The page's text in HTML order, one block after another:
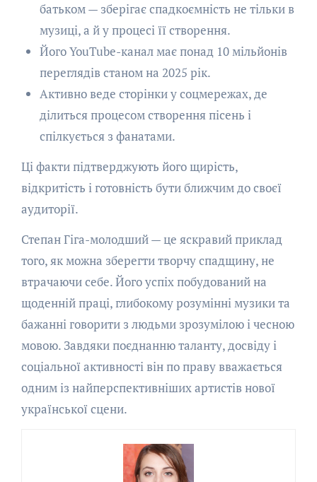
батьком — зберігає спадкоємність не тільки в
музиці, а й у процесі її створення.
Його YouTube-канал має понад 10 мільйонів
переглядів станом на 2025 рік.
Активно веде сторінки у соцмережах, де
ділиться процесом створення пісень і
спілкується з фанатами.
Ці факти підтверджують його щирість,
відкритість і готовність бути ближчим до своєї
аудиторії.
Степан Гіга-молодший — це яскравий приклад
того, як можна зберегти творчу спадщину, не
втрачаючи себе. Його успіх побудований на
щоденній праці, глибокому розумінні музики та
бажанні говорити з людьми зрозумілою і чесною
мовою. Завдяки поєднанню таланту, досвіду і
соціальної активності він по праву вважається
одним із найперспективніших артистів нової
української сцени.